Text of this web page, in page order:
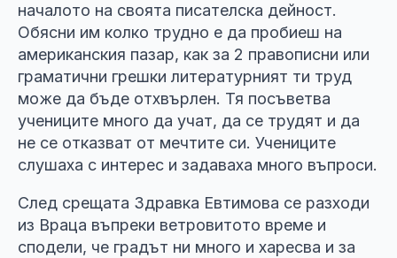
началото на своята писателска дейност.
Обясни им колко трудно е да пробиеш на
американския пазар, как за 2 правописни или
граматични грешки литературният ти труд
може да бъде отхвърлен. Тя посъветва
учениците много да учат, да се трудят и да
не се отказват от мечтите си. Учениците
слушаха с интерес и задаваха много въпроси.
След срещата Здравка Евтимова се разходи
из Враца въпреки ветровитото време и
сподели, че градът ни много и харесва и за